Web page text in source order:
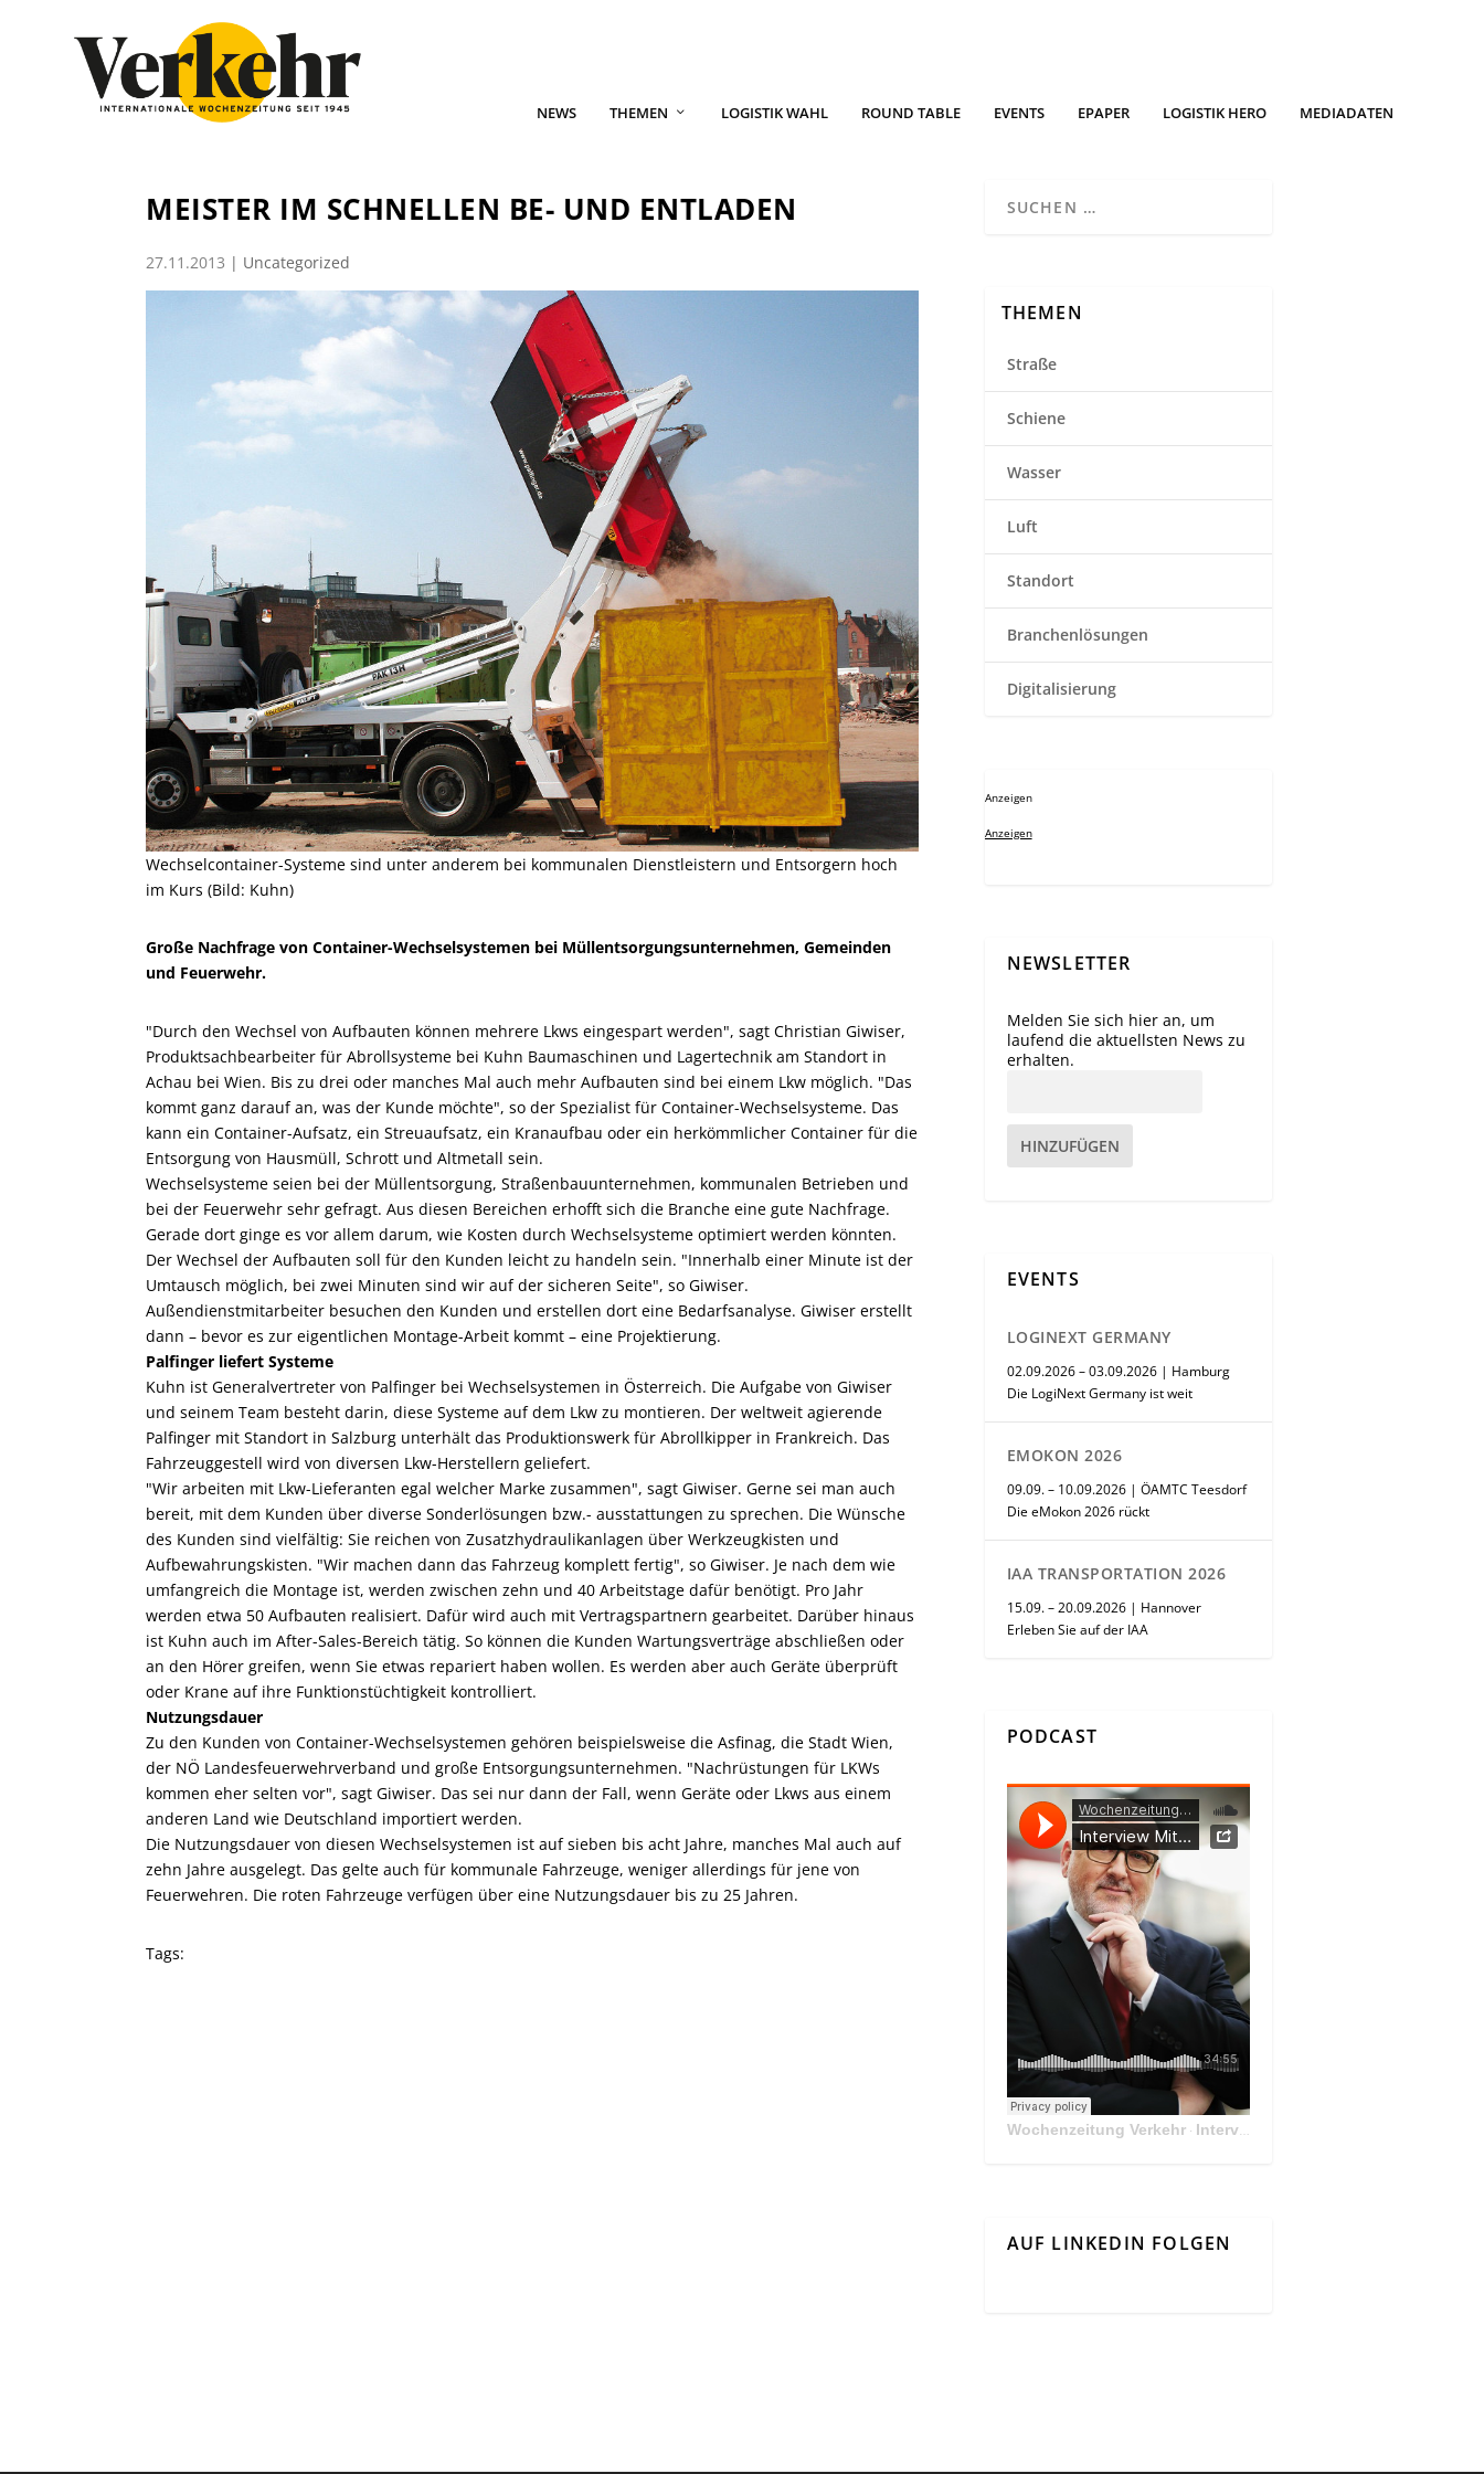
NEWS THEMEN LOGISTIK WAHL ROUND TABLE EVENTS EPAPER LOGISTIK HERO MEDIADATEN
MEISTER IM SCHNELLEN BE- UND ENTLADEN
27.11.2013 | Uncategorized
Wechselcontainer-Systeme sind unter anderem bei kommunalen Dienstleistern und Entsorgern hoch
im Kurs (Bild: Kuhn)
Große Nachfrage von Container-Wechselsystemen bei Müllentsorgungsunternehmen, Gemeinden
und Feuerwehr.
"Durch den Wechsel von Aufbauten können mehrere Lkws eingespart werden", sagt Christian Giwiser,
Produktsachbearbeiter für Abrollsysteme bei Kuhn Baumaschinen und Lagertechnik am Standort in
Achau bei Wien. Bis zu drei oder manches Mal auch mehr Aufbauten sind bei einem Lkw möglich. "Das
kommt ganz darauf an, was der Kunde möchte", so der Spezialist für Container-Wechselsysteme. Das
kann ein Container-Aufsatz, ein Streuaufsatz, ein Kranaufbau oder ein herkömmlicher Container für die
Entsorgung von Hausmüll, Schrott und Altmetall sein.
Wechselsysteme seien bei der Müllentsorgung, Straßenbauunternehmen, kommunalen Betrieben und
bei der Feuerwehr sehr gefragt. Aus diesen Bereichen erhofft sich die Branche eine gute Nachfrage.
Gerade dort ginge es vor allem darum, wie Kosten durch Wechselsysteme optimiert werden könnten.
Der Wechsel der Aufbauten soll für den Kunden leicht zu handeln sein. "Innerhalb einer Minute ist der
Umtausch möglich, bei zwei Minuten sind wir auf der sicheren Seite", so Giwiser.
Außendienstmitarbeiter besuchen den Kunden und erstellen dort eine Bedarfsanalyse. Giwiser erstellt
dann – bevor es zur eigentlichen Montage-Arbeit kommt – eine Projektierung.
Palfinger liefert Systeme
Kuhn ist Generalvertreter von Palfinger bei Wechselsystemen in Österreich. Die Aufgabe von Giwiser
und seinem Team besteht darin, diese Systeme auf dem Lkw zu montieren. Der weltweit agierende
Palfinger mit Standort in Salzburg unterhält das Produktionswerk für Abrollkipper in Frankreich. Das
Fahrzeuggestell wird von diversen Lkw-Herstellern geliefert.
"Wir arbeiten mit Lkw-Lieferanten egal welcher Marke zusammen", sagt Giwiser. Gerne sei man auch
bereit, mit dem Kunden über diverse Sonderlösungen bzw.- ausstattungen zu sprechen. Die Wünsche
des Kunden sind vielfältig: Sie reichen von Zusatzhydraulikanlagen über Werkzeugkisten und
Aufbewahrungskisten. "Wir machen dann das Fahrzeug komplett fertig", so Giwiser. Je nach dem wie
umfangreich die Montage ist, werden zwischen zehn und 40 Arbeitstage dafür benötigt. Pro Jahr
werden etwa 50 Aufbauten realisiert. Dafür wird auch mit Vertragspartnern gearbeitet. Darüber hinaus
ist Kuhn auch im After-Sales-Bereich tätig. So können die Kunden Wartungsverträge abschließen oder
an den Hörer greifen, wenn Sie etwas repariert haben wollen. Es werden aber auch Geräte überprüft
oder Krane auf ihre Funktionstüchtigkeit kontrolliert.
Nutzungsdauer
Zu den Kunden von Container-Wechselsystemen gehören beispielsweise die Asfinag, die Stadt Wien,
der NÖ Landesfeuerwehrverband und große Entsorgungsunternehmen. "Nachrüstungen für LKWs
kommen eher selten vor", sagt Giwiser. Das sei nur dann der Fall, wenn Geräte oder Lkws aus einem
anderen Land wie Deutschland importiert werden.
Die Nutzungsdauer von diesen Wechselsystemen ist auf sieben bis acht Jahre, manches Mal auch auf
zehn Jahre ausgelegt. Das gelte auch für kommunale Fahrzeuge, weniger allerdings für jene von
Feuerwehren. Die roten Fahrzeuge verfügen über eine Nutzungsdauer bis zu 25 Jahren.
Tags:
THEMEN
Straße
Schiene
Wasser
Luft
Standort
Branchenlösungen
Digitalisierung
Anzeigen
Anzeigen
NEWSLETTER
Melden Sie sich hier an, um
laufend die aktuellsten News zu
erhalten.
HINZUFÜGEN
EVENTS
LOGINEXT GERMANY
02.09.2026 – 03.09.2026 | Hamburg
Die LogiNext Germany ist weit
EMOKON 2026
09.09. – 10.09.2026 | ÖAMTC Teesdorf
Die eMokon 2026 rückt
IAA TRANSPORTATION 2026
15.09. – 20.09.2026 | Hannover
Erleben Sie auf der IAA
PODCAST
Wochenzeitung Verkehr· Interview Mit Andreas Matthä, CEO der ÖBB Holding
AUF LINKEDIN FOLGEN